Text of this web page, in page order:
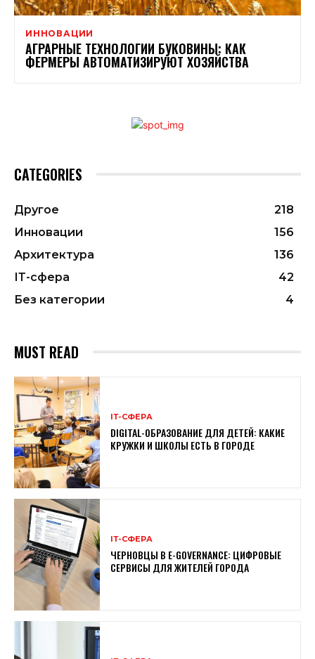
ИННОВАЦИИ
АГРАРНЫЕ ТЕХНОЛОГИИ БУКОВИНЫ: КАК
ФЕРМЕРЫ АВТОМАТИЗИРУЮТ ХОЗЯЙСТВА
CATEGORIES
Другое
218
Инновации
156
Архитектура
136
ІТ-сфера
42
Без категории
4
MUST READ
ІТ-СФЕРА
DIGITAL-ОБРАЗОВАНИЕ ДЛЯ ДЕТЕЙ: КАКИЕ
КРУЖКИ И ШКОЛЫ ЕСТЬ В ГОРОДЕ
ІТ-СФЕРА
ЧЕРНОВЦЫ В E-GOVERNANCE: ЦИФРОВЫЕ
СЕРВИСЫ ДЛЯ ЖИТЕЛЕЙ ГОРОДА